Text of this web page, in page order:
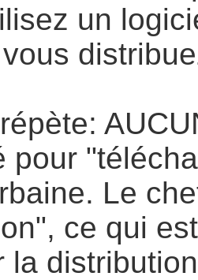
un
pour
Le
ce qui
la